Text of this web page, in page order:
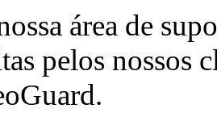
área de
pelos nossos